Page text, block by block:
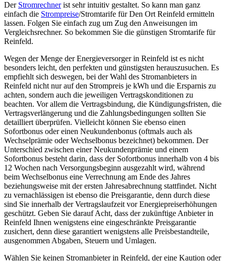
Der Stromrechnerist sehr intuitiv gestaltet. So kann man ganz
einfach die Strompreise/Stromtarife für Den Ort Reinfeld ermitteln
lassen. Folgen Sie einfach zug um Zug den Anweisungen im
Vergleichsrechner. So bekommen Sie die günstigen Stromtarife für
Reinfeld.
Wegen der Menge der Energieversorger in Reinfeld ist es nicht
besonders leicht, den perfekten und günstigsten herauszusuchen. Es
empfiehlt sich deswegen, bei der Wahl des Stromanbieters in
Reinfeld nicht nur auf den Strompreis je kWh und die Ersparnis zu
achten, sondern auch die jeweiligen Vertragskonditionen zu
beachten. Vor allem die Vertragsbindung, die Kündigungsfristen, die
Vertragsverlängerung und die Zahlungsbedingungen sollten Sie
detailliert überprüfen. Vielleicht können Sie ebenso einen
Sofortbonus oder einen Neukundenbonus (oftmals auch als
Wechselprämie oder Wechselbonus bezeichnet) bekommen. Der
Unterschied zwischen einer Neukundenprämie und einem
Sofortbonus besteht darin, dass der Sofortbonus innerhalb von 4 bis
12 Wochen nach Versorgungsbeginn ausgezahlt wird, während
beim Wechselbonus eine Verrechnung am Ende des Jahres
beziehungsweise mit der ersten Jahresabrechnung stattfindet. Nicht
zu vernachlässigen ist ebenso die Preisgarantie, denn durch diese
sind Sie innerhalb der Vertragslaufzeit vor Energiepreiserhöhungen
geschützt. Geben Sie darauf Acht, dass der zukünftige Anbieter in
Reinfeld Ihnen wenigstens eine eingeschränkte Preisgarantie
zusichert, denn diese garantiert wenigstens alle Preisbestandteile,
ausgenommen Abgaben, Steuern und Umlagen.
Wählen Sie keinen Stromanbieter in Reinfeld, der eine Kaution oder